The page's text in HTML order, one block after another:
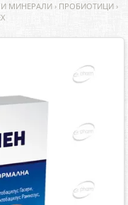
МИНЕРАЛИ › ПРОБИОТИЦИ ›